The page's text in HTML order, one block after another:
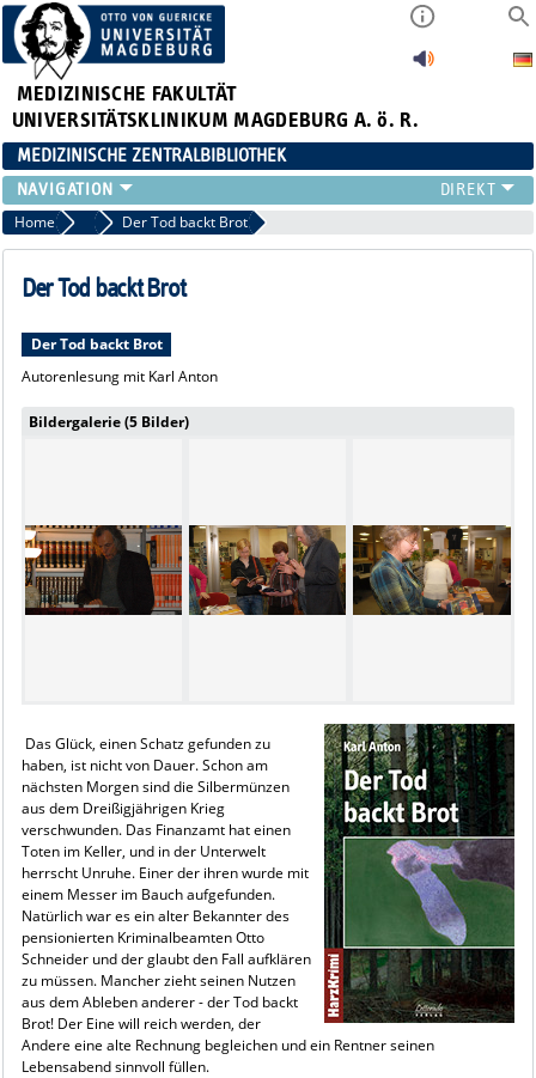
MEDIZINISCHE FAKULTÄT
UNIVERSITÄTSKLINIKUM MAGDEBURG A. ö. R.
MEDIZINISCHE ZENTRALBIBLIOTHEK
LITERATURSUCHE
SERVICE
INFORMATIONSKOMPETENZ
PUBLIZIEREN
NEU HIER?
Home 2010 Der Tod backt Brot
Der Tod backt Brot
Der Tod backt Brot
Autorenlesung mit Karl Anton
Bildergalerie (5 Bilder)
Das Glück, einen Schatz gefunden zu
haben, ist nicht von Dauer. Schon am
nächsten Morgen sind die Silbermünzen
aus dem Dreißigjährigen Krieg
verschwunden. Das Finanzamt hat einen
Toten im Keller, und in der Unterwelt
herrscht Unruhe. Einer der ihren wurde mit
einem Messer im Bauch aufgefunden.
Natürlich war es ein alter Bekannter des
pensionierten Kriminalbeamten Otto
Schneider und der glaubt den Fall aufklären
zu müssen. Mancher zieht seinen Nutzen
aus dem Ableben anderer - der Tod backt
Brot! Der Eine will reich werden, der
Andere eine alte Rechnung begleichen und ein Rentner seinen
Lebensabend sinnvoll füllen.